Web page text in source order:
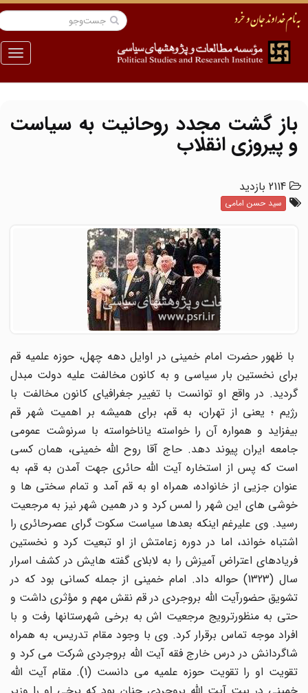
منو
باز گشت مجدد روحانیت به سیاست
و پیروزی انقلاب
2114 بازدید
سید حسن امامی
با ظهور حضرت امام خمینی در اوایل دهه چهل، حوزه علمیه قم
برای نخستین بار سیاسی و به کانون مخالفت علیه دولت مبدل
گردید. در واقع او توانست با تغییر جغرافیای کانون مخالفت با
رژیم ؛ یعنی از تهران، به قم، برای همیشه بر اهمیت شهر قم
بیفزاید و همواره آن را خواسته یاناخواسته با سرنوشت عمومی
جامعه ایران پیوند دهد. حاج آقا روح الله خمینی، همان کسی
است که پس از استخاره آیت الله حائری جهت آمدن به قم، به
عنوان جزیی از خانواده، همراه او به قم آمد و تمام سختی ها و
خوشی های این شهر را لمس کرد و در همین شهر نیز به مرجعیت
رسید. وی علیرغم اینکه بعدها سیاست سکوت گرای عصرحائری را
اشتباه خواند، اما در دوره زعامتش از او تبعیت کرد و نخستین
فریادهای اعتراض آمیزش را به لابلای گفته هایش در کشف اسرار
سال (1323) حواله داد. امام خمینی از جمله کسانی بود که در
تشویق حضورآیت الله بروجردی در قم نقش مهم و مؤثری داشت و
حتی به منظورترویج مرجعیت اش به برخی شهرستانها رفت و با
افراد موجه تماس برقرار کرد. وی با وجود مقام تدریس، به همراه
شاگردانش در درس خارج فقه آیت الله بروجردی شرکت می کرد و
تقویت او را تقویت حوزه علمیه می دانست (1). مقام آیت الله